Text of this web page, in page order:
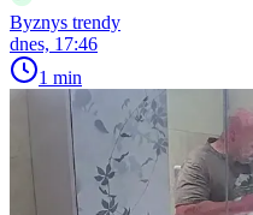
Byznys trendy
dnes, 17:46
1 min